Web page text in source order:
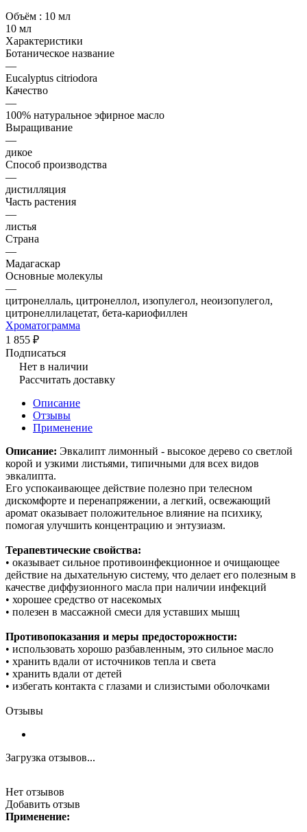
Объём : 10 мл
10 мл
Характеристики
Ботаническое название
—
Eucalyptus citriodora
Качество
—
100% натуральное эфирное масло
Выращивание
—
дикое
Способ производства
—
дистилляция
Часть растения
—
листья
Страна
—
Мадагаскар
Основные молекулы
—
цитронеллаль, цитронеллол, изопулегол, неоизопулегол,
цитронеллилацетат, бета-кариофиллен
Хроматограмма
1 855 ₽
Подписаться
Нет в наличии
Рассчитать доставку
Описание
Отзывы
Применение
Описание: Эвкалипт лимонный - высокое дерево со светлой
корой и узкими листьями, типичными для всех видов
эвкалипта.
Его успокаивающее действие полезно при телесном
дискомфорте и перенапряжении, а легкий, освежающий
аромат оказывает положительное влияние на психику,
помогая улучшить концентрацию и энтузиазм.
Терапевтические свойства:
• оказывает сильное противоинфекционное и очищающее
действие на дыхательную систему, что делает его полезным в
качестве диффузионного масла при наличии инфекций
• хорошее средство от насекомых
• полезен в массажной смеси для уставших мышц
Противопоказания и меры предосторожности:
• использовать хорошо разбавленным, это сильное масло
• хранить вдали от источников тепла и света
• хранить вдали от детей
• избегать контакта с глазами и слизистыми оболочками
Отзывы
Загрузка отзывов...
Нет отзывов
Добавить отзыв
Применение: